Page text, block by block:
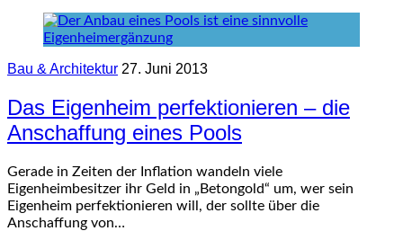
Bau & Architektur 27. Juni 2013
Das Eigenheim perfektionieren – die
Anschaffung eines Pools
Gerade in Zeiten der Inflation wandeln viele
Eigenheimbesitzer ihr Geld in „Betongold“ um, wer sein
Eigenheim perfektionieren will, der sollte über die
Anschaffung von…